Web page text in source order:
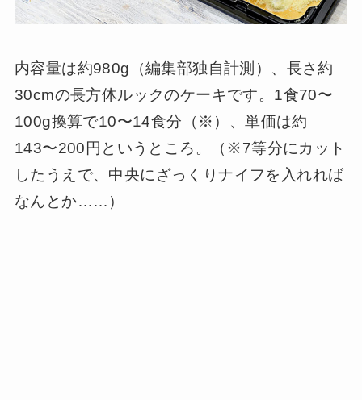
内容量は約980g（編集部独自計測）、長さ約
30cmの長方体ルックのケーキです。1食70〜
100g換算で10〜14食分（※）、単価は約
143〜200円というところ。（※7等分にカット
したうえで、中央にざっくりナイフを入れれば
なんとか……）